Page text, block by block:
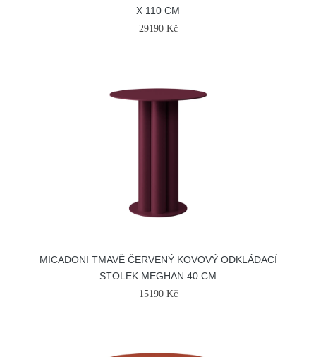
X 110 CM
29190 Kč
MICADONI TMAVĚ ČERVENÝ KOVOVÝ ODKLÁDACÍ
STOLEK MEGHAN 40 CM
15190 Kč